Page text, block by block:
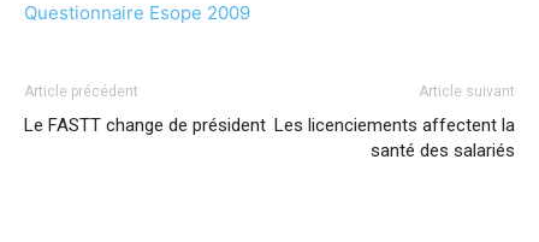
Questionnaire Esope 2009
Article précédent
Le FASTT change de président
Article suivant
Les licenciements affectent la
santé des salariés